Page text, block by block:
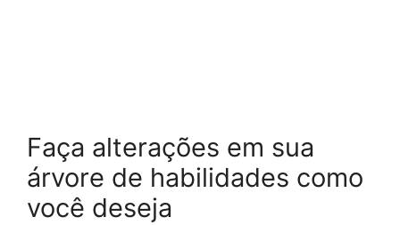
Faça alterações em sua
árvore de habilidades como
você deseja